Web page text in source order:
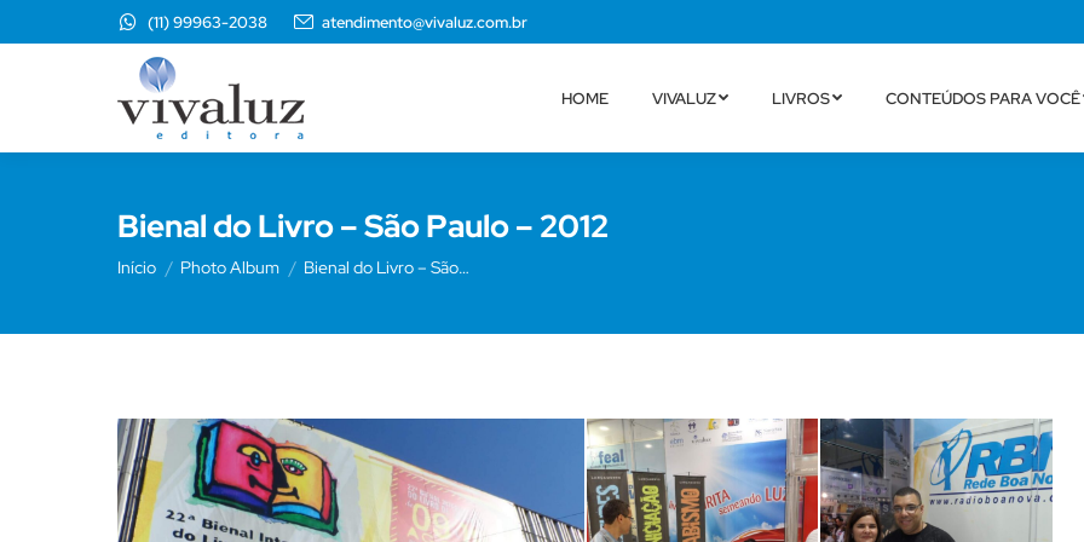
(11) 99963-2038 atendimento@vivaluz.com.br
HOME VIVALUZ LIVROS CONTEÚDOS PARA VOCÊ
Bienal do Livro – São Paulo – 2012
Você está aqui:
Início Photo Album Bienal do Livro – São…